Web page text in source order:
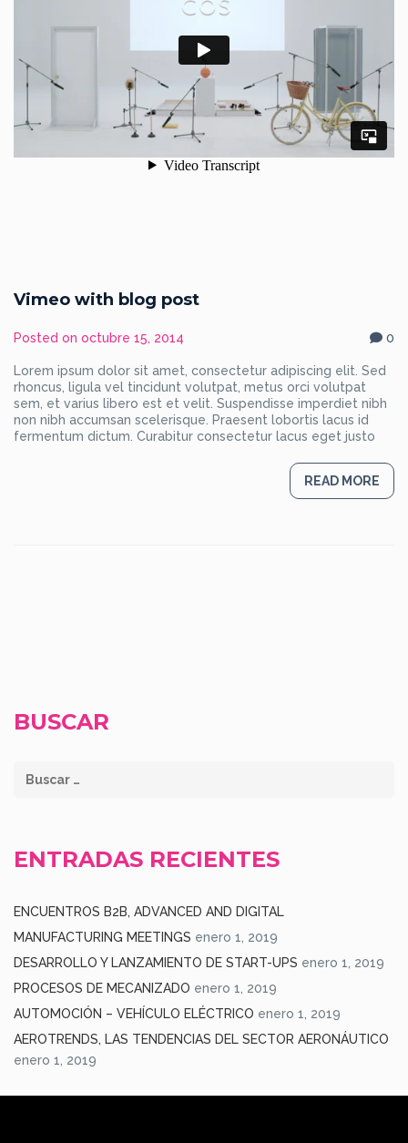
Vimeo with blog post
Posted on octubre 15, 2014 0
Lorem ipsum dolor sit amet, consectetur adipiscing elit. Sed
rhoncus, ligula vel tincidunt volutpat, metus orci volutpat
sem, et varius libero est et velit. Suspendisse imperdiet nibh
non nibh accumsan scelerisque. Praesent lobortis lacus id
fermentum dictum. Curabitur consectetur lacus eget justo
READ MORE
BUSCAR
ENTRADAS RECIENTES
ENCUENTROS B2B, ADVANCED AND DIGITAL
MANUFACTURING MEETINGS enero 1, 2019
DESARROLLO Y LANZAMIENTO DE START-UPS enero 1, 2019
PROCESOS DE MECANIZADO enero 1, 2019
AUTOMOCIÓN – VEHÍCULO ELÉCTRICO enero 1, 2019
AEROTRENDS, LAS TENDENCIAS DEL SECTOR AERONÁUTICO
enero 1, 2019